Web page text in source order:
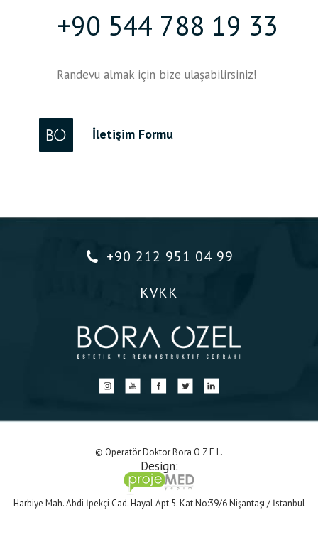
+90 544 788 19 33
Randevu almak için bize ulaşabilirsiniz!
İletişim Formu
+90 212 951 04 99
KVKK
© Operatör Doktor Bora Ö Z E L.
Design:
Harbiye Mah. Abdi İpekçi Cad. Hayal Apt.5. Kat No:39/6 Nişantaşı / İstanbul